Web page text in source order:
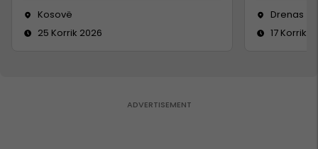
Kosovë
25 Korrik 2026
Drenas
17 Korrik